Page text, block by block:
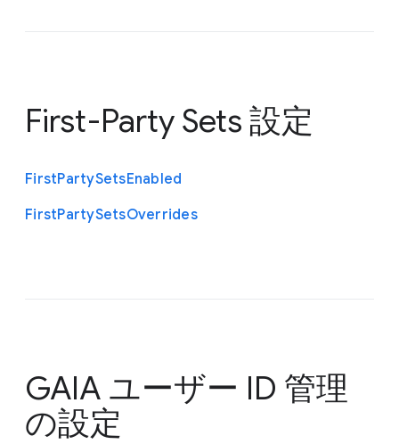
First-Party Sets 設定
FirstPartySetsEnabled
FirstPartySetsOverrides
GAIA ユーザー ID 管理
の設定